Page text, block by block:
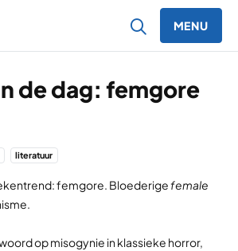
MENU
de dag: femgore
literatuur
femgore. Bloe­de­rigefemale
op miso­gy­nie in klas­sieke hor­ror,